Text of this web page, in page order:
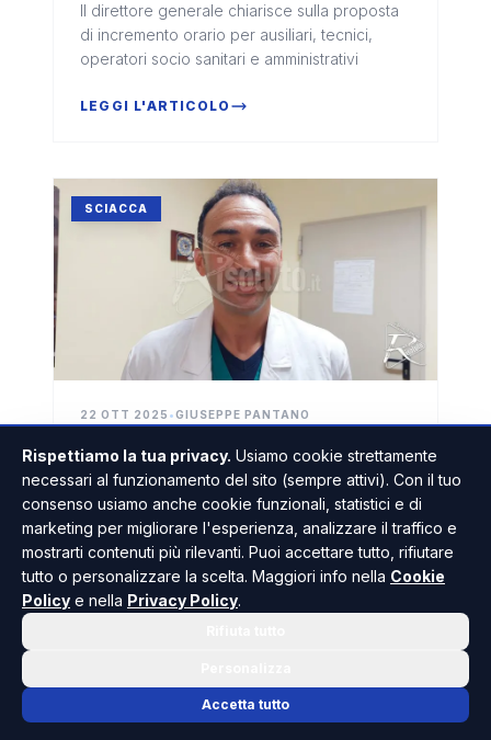
collaborazione politica”
Il direttore generale chiarisce sulla proposta
di incremento orario per ausiliari, tecnici,
operatori socio sanitari e amministrativi
LEGGI L'ARTICOLO
SCIACCA
22 OTT 2025 •GIUSEPPE PANTANO
"Nessun ritardo dell'Urologia di
Sciacca", Leto replica a
Faraone (Video)
Leto: "Il trattamento sarebbe stato fornito
entro i 30 giorni e nel caso in questione,
controllando le liste di attesa, entro 18".
LEGGI L'ARTICOLO
Rispettiamo la tua privacy. Usiamo cookie strettamente
necessari al funzionamento del sito (sempre attivi). Con il tuo
consenso usiamo anche cookie funzionali, statistici e di
marketing per migliorare l'esperienza, analizzare il traffico e
mostrarti contenuti più rilevanti. Puoi accettare tutto, rifiutare
tutto o personalizzare la scelta. Maggiori info nella Cookie
Policy e nella Privacy Policy.
Accetta tutto